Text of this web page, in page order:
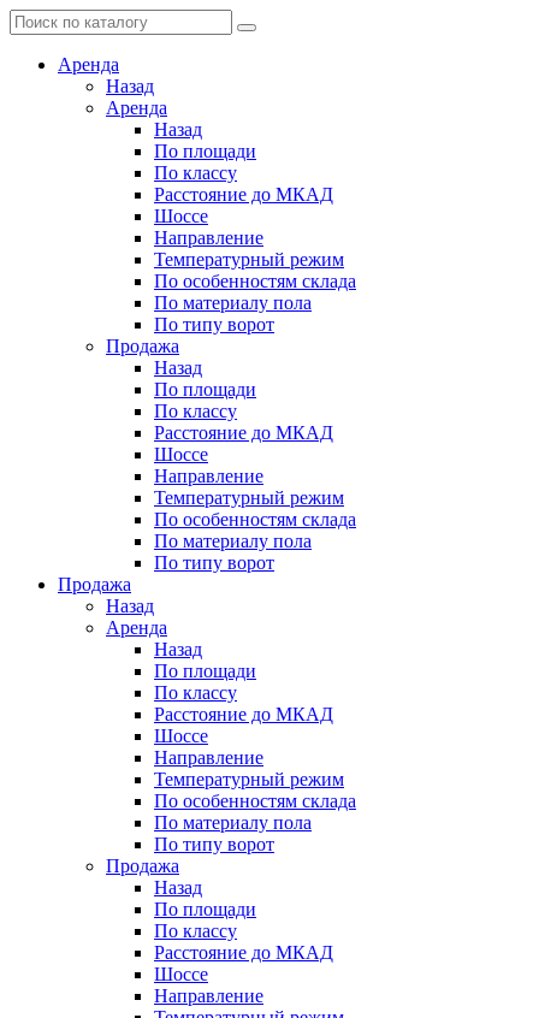
Аренда
Назад
Аренда
Назад
По площади
По классу
Расстояние до МКАД
Шоссе
Направление
Температурный режим
По особенностям склада
По материалу пола
По типу ворот
Продажа
Назад
По площади
По классу
Расстояние до МКАД
Шоссе
Направление
Температурный режим
По особенностям склада
По материалу пола
По типу ворот
Продажа
Назад
Аренда
Назад
По площади
По классу
Расстояние до МКАД
Шоссе
Направление
Температурный режим
По особенностям склада
По материалу пола
По типу ворот
Продажа
Назад
По площади
По классу
Расстояние до МКАД
Шоссе
Направление